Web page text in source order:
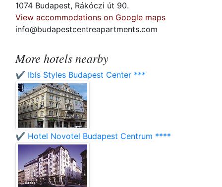
1074 Budapest, Rákóczi út 90.
View accommodations on Google maps
info@budapestcentreapartments.com
More hotels nearby
✔️ Ibis Styles Budapest Center ***
✔️ Hotel Novotel Budapest Centrum ****